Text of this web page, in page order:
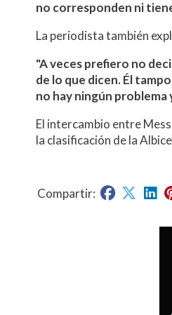
no corresponden ni
La periodista también
"A veces prefiero no
de lo que dicen. Él
no hay ningún
El intercambio entre
la clasificación de la